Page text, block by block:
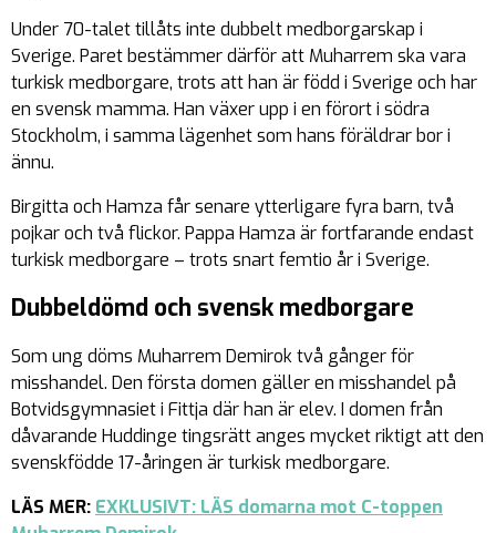
Under 70-talet tillåts inte dubbelt medborgarskap i
Sverige. Paret bestämmer därför att Muharrem ska vara
turkisk medborgare, trots att han är född i Sverige och har
en svensk mamma. Han växer upp i en förort i södra
Stockholm, i samma lägenhet som hans föräldrar bor i
ännu.
Birgitta och Hamza får senare ytterligare fyra barn, två
pojkar och två flickor. Pappa Hamza är fortfarande endast
turkisk medborgare – trots snart femtio år i Sverige.
Dubbeldömd och svensk medborgare
Som ung döms Muharrem Demirok två gånger för
misshandel. Den första domen gäller en misshandel på
Botvidsgymnasiet i Fittja där han är elev. I domen från
dåvarande Huddinge tingsrätt anges mycket riktigt att den
svenskfödde 17-åringen är turkisk medborgare.
LÄS MER: EXKLUSIVT: LÄS domarna mot C-toppen